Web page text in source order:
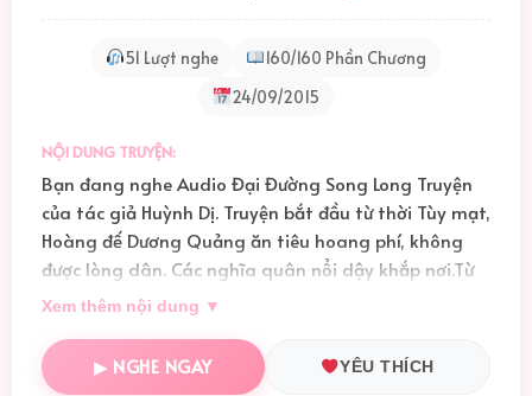
51 Lượt nghe
160/160 Phần Chương
24/09/2015
NỘI DUNG TRUYỆN:
Bạn đang nghe Audio Đại Đường Song Long Truyện
của tác giả Huỳnh Dị. Truyện bắt đầu từ thời Tùy mạt,
Hoàng đế Dương Quảng ăn tiêu hoang phí, không
được lòng dân. Các nghĩa quân nổi dậy khắp nơi.Từ
Tử Lăng, Khấu Trọng, 2 đứa trẻ mồ côi ở Dương Châu,
chỉ điểm cơ bản về võ công tâm pháp của người mẹ
nuôi Phó Quân Sước 2 gã đã dần dần bước vào võ
Xem thêm nội dung ▼
▶ NGHE NGAY YÊU THÍCH